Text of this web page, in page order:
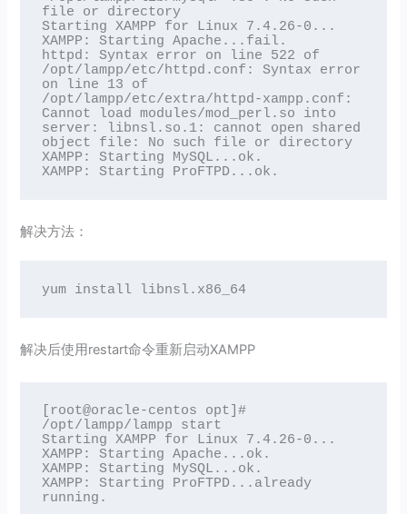
file or directory
Starting XAMPP for Linux 7.4.26-0...
XAMPP: Starting Apache...fail.
httpd: Syntax error on line 522 of
/opt/lampp/etc/httpd.conf: Syntax error
on line 13 of
/opt/lampp/etc/extra/httpd-xampp.conf:
Cannot load modules/mod_perl.so into
server: libnsl.so.1: cannot open shared
object file: No such file or directory
XAMPP: Starting MySQL...ok.
解决方法：
yum install libnsl.x86_64
解决后使用restart命令重新启动XAMPP
[root@oracle-centos opt]#
/opt/lampp/lampp start
Starting XAMPP for Linux 7.4.26-0...
XAMPP: Starting Apache...ok.
XAMPP: Starting MySQL...ok.
XAMPP: Starting ProFTPD...already